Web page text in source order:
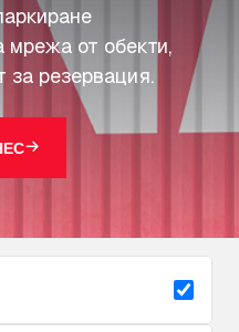
мрежа от обекти,
резервация.